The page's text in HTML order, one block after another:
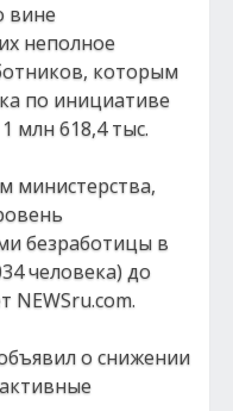
вине
неполное
которым
по инициативе
млн 618,4 тыс.
министерства,
безработицы в
человека) до
NEWSru.com.
о снижении